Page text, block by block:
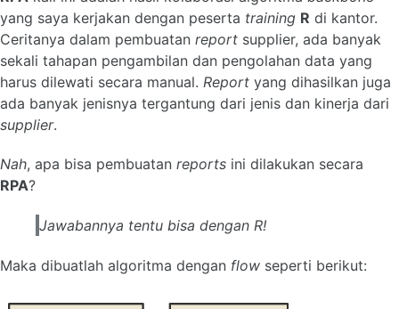
yang saya kerjakan dengan peserta training R di kantor.
Ceritanya dalam pembuatan report supplier, ada banyak
sekali tahapan pengambilan dan pengolahan data yang
harus dilewati secara manual. Report yang dihasilkan juga
ada banyak jenisnya tergantung dari jenis dan kinerja dari
supplier.
Nah, apa bisa pembuatan reports ini dilakukan secara
RPA?
Jawabannya tentu bisa dengan R!
Maka dibuatlah algoritma dengan flow seperti berikut: